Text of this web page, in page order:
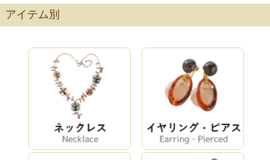
ネジッテ
BONSAI（松）
ミニポーチキッ
ンク】
ミニポーチキッ
ト【ミントグリ
ーン】
アイテム別